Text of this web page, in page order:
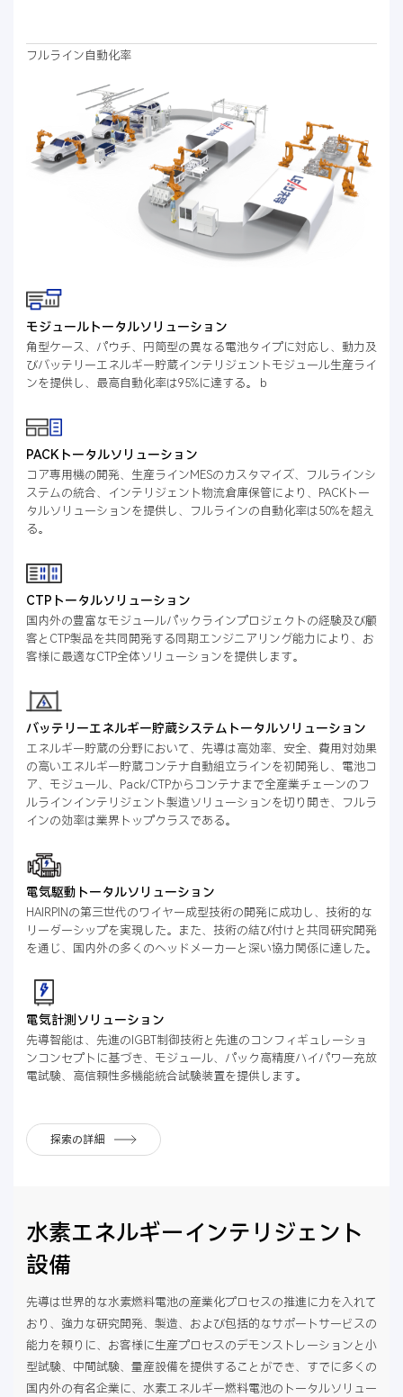
フルライン自動化率
モジュールトータルソリューション
角型ケース、パウチ、円筒型の異なる電池タイプに対応し、動力及
びバッテリーエネルギー貯蔵インテリジェントモジュール生産ライ
ンを提供し、最高自動化率は95%に達する。ｂ
PACKトータルソリューション
コア専用機の開発、生産ラインMESのカスタマイズ、フルラインシ
ステムの統合、インテリジェント物流倉庫保管により、PACKトー
タルソリューションを提供し、フルラインの自動化率は50%を超え
る。
CTPトータルソリューション
国内外の豊富なモジュールパックラインプロジェクトの経験及び顧
客とCTP製品を共同開発する同期エンジニアリング能力により、お
客様に最適なCTP全体ソリューションを提供します。
バッテリーエネルギー貯蔵システムトータルソリューション
エネルギー貯蔵の分野において、先導は高効率、安全、費用対効果
の高いエネルギー貯蔵コンテナ自動組立ラインを初開発し、電池コ
ア、モジュール、Pack/CTPからコンテナまで全産業チェーンのフ
ルラインインテリジェント製造ソリューションを切り開き、フルラ
インの効率は業界トップクラスである。
電気駆動トータルソリューション
HAIRPINの第三世代のワイヤー成型技術の開発に成功し、技術的な
リーダーシップを実現した。また、技術の結び付けと共同研究開発
を通じ、国内外の多くのヘッドメーカーと深い協力関係に達した。
電気計測ソリューション
先導智能は、先進のIGBT制御技術と先進のコンフィギュレーショ
ンコンセプトに基づき、モジュール、パック高精度ハイパワー充放
電試験、高信頼性多機能統合試験装置を提供します。
探索の詳細
水素エネルギーインテリジェント
設備
先導は世界的な水素燃料電池の産業化プロセスの推進に力を入れて
おり、強力な研究開発、製造、および包括的なサポートサービスの
能力を頼りに、お客様に生産プロセスのデモンストレーションと小
型試験、中間試験、量産設備を提供することができ、すでに多くの
国内外の有名企業に、水素エネルギー燃料電池のトータルソリュー